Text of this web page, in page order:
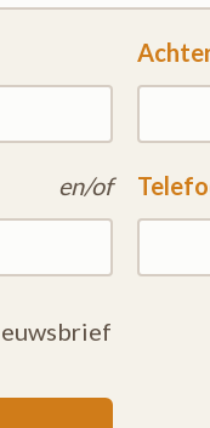
en/of